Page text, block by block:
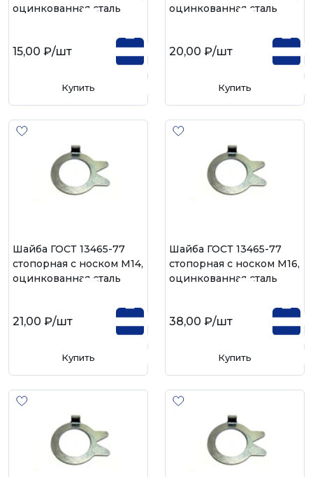
оцинкованная сталь
15,00 ₽/шт
Купить
оцинкованная сталь
20,00 ₽/шт
Купить
Шайба ГОСТ 13465-77
стопорная с носком М14,
оцинкованная сталь
21,00 ₽/шт
Купить
Шайба ГОСТ 13465-77
стопорная с носком М16,
оцинкованная сталь
38,00 ₽/шт
Купить